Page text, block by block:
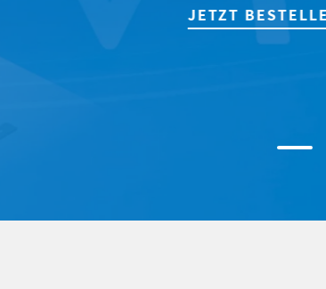
JETZT BESTELLEN!